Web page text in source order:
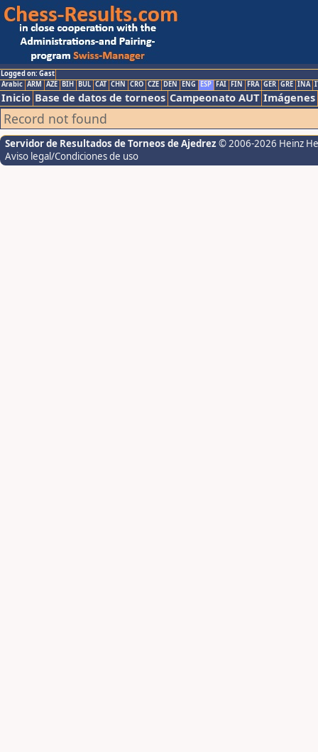
Logged on: Gast
Arabic ARM AZE BIH BUL CAT CHN CRO CZE DEN ENG ESP FAI FIN FRA GER GRE INA
Inicio Base de datos de torneos Campeonato AUT Imágenes
Record not found
Servidor de Resultados de Torneos de Ajedrez © 2006-2026 Heinz
Aviso legal/Condiciones de uso